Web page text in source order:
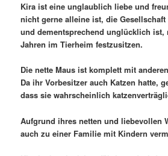
Kira ist eine unglaublich liebe und
nicht gerne alleine ist, die
und dementsprechend unglücklich ist,
Jahren im Tierheim festzusitzen.
Die nette Maus ist komplett mit
Da ihr Vorbesitzer auch Katzen hatte,
dass sie wahrscheinlich
Aufgrund ihres netten und liebevollen
auch zu einer Familie mit Kindern